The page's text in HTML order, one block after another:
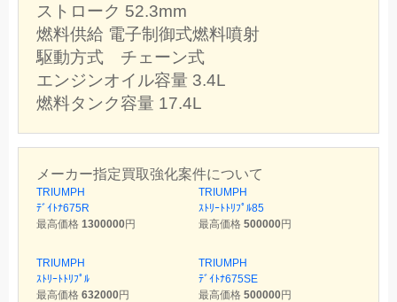
ストローク 52.3mm
燃料供給 電子制御式燃料噴射
駆動方式 チェーン式
エンジンオイル容量 3.4L
燃料タンク容量 17.4L
メーカー指定買取強化案件について
TRIUMPH
ﾃﾞｲﾄﾅ675R
最高価格 1300000円
TRIUMPH
ｽﾄﾘｰﾄﾄﾘﾌﾟﾙ85
最高価格 500000円
TRIUMPH
ｽﾄﾘｰﾄﾄﾘﾌﾟﾙ
最高価格 632000円
TRIUMPH
ﾃﾞｲﾄﾅ675SE
最高価格 500000円